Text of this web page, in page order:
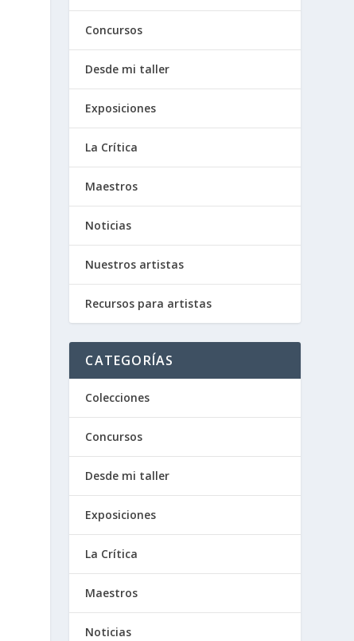
Concursos
Desde mi taller
Exposiciones
La Crítica
Maestros
Noticias
Nuestros artistas
Recursos para artistas
CATEGORÍAS
Colecciones
Concursos
Desde mi taller
Exposiciones
La Crítica
Maestros
Noticias